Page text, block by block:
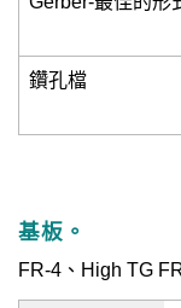
鑽孔檔
基板。
FR-4、High TG